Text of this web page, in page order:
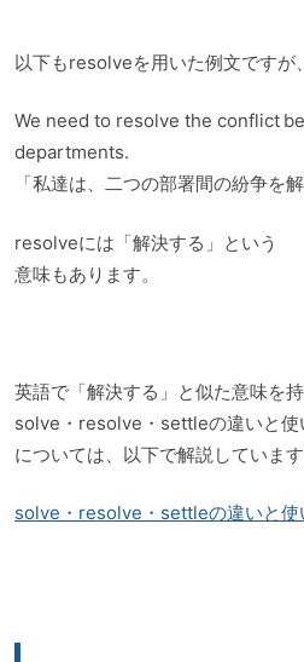
以下もresolveを用いた例文ですが、
We need to resolve the conflict
departments.
「私達は、二つの部署間の紛争を
resolveには「解決する」という
意味もあります。
英語で「解決する」と似た意味を
solve・resolve・settleの違いと使
については、以下で解説しています
solve・resolve・settleの違いと使